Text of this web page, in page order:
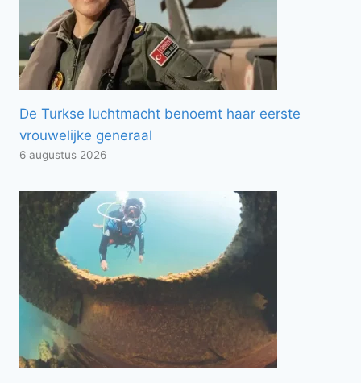
De Turkse luchtmacht benoemt haar eerste
vrouwelijke generaal
6 augustus 2026